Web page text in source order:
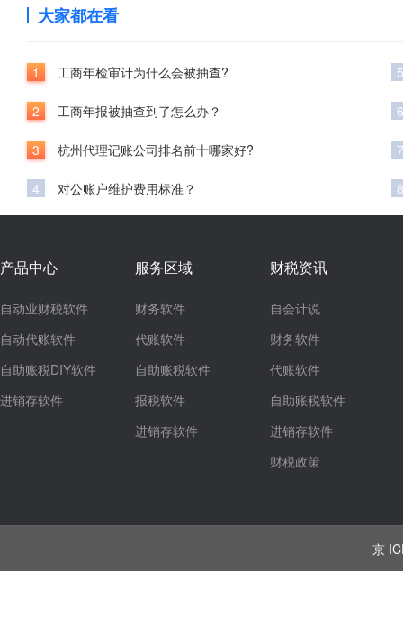
大家都在看
1 工商年检审计为什么会被抽查?
2 工商年报被抽查到了怎么办？
3 杭州代理记账公司排名前十哪家好?
4 对公账户维护费用标准？
5
6
7
8
产品中心
自动业财税软件
自动代账软件
自助账税DIY软件
进销存软件
服务区域
财务软件
代账软件
自助账税软件
报税软件
进销存软件
财税资讯
自会计说
财务软件
代账软件
自助账税软件
进销存软件
财税政策
京